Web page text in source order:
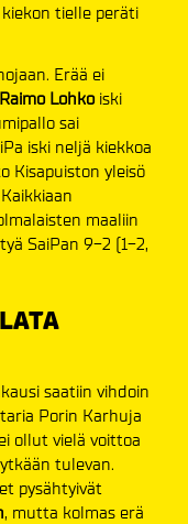
tielle peräti
Erää ei
Raimo Lohkoiski
sai
iski neljä kiekkoa
Kisapuiston yleisö
maaliin
SaiPan 9-2 (1-2,
saatiin vihdoin
Porin Karhuja
ollut vielä voittoa
tulevan.
pysähtyivät
, mutta kolmas erä